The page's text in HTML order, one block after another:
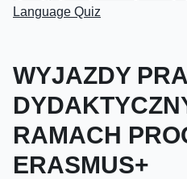
Language Quiz
WYJAZDY
RAMACH
ERASMUS+